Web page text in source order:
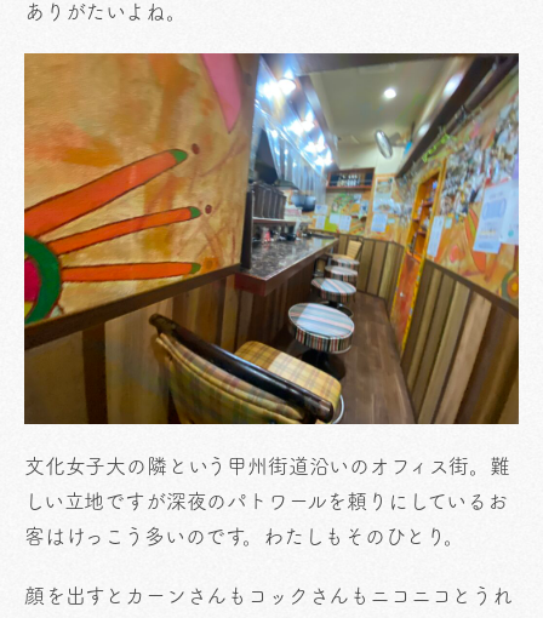
ありがたいよね。
文化女子大の隣という甲州街道沿いのオフィス街。難
しい立地ですが深夜のパトワールを頼りにしているお
客はけっこう多いのです。わたしもそのひとり。
顔を出すとカーンさんもコックさんもニコニコとうれ